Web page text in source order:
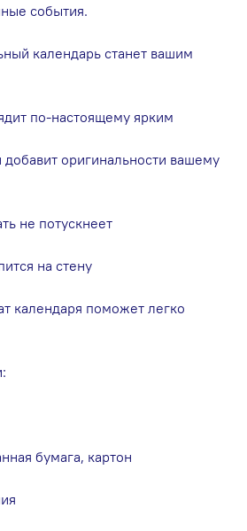
события.
календарь станет вашим
по-настоящему ярким
оригинальности вашему
не потускнеет
на стену
календаря поможет легко
бумага, картон